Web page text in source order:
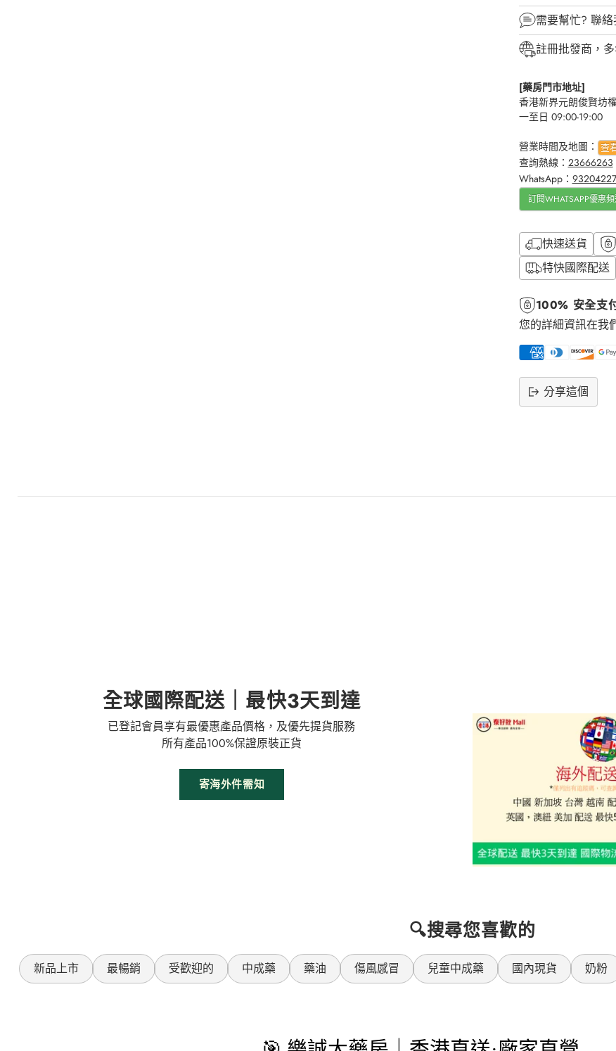
需要幫忙? 聯絡
註冊批發商，
[藥房門市地址]
香港新界元朗俊賢坊
一至日 09:00-19:00
營業時間及地圖： 查
查詢熱線： 23666263
WhatsApp： 93204227
訂閱WHATSAPP優惠
快速送貨
特快國際配送
100% 安全支
您的詳細資訊在我
分享這個
到
全球國際配送｜最快3天到達
已登記會員享有最優惠產品價格，及優先提貨服務
所有產品100%保證原裝正貨
寄海外件需知
🔍搜尋您喜歡的
新品上市 最暢銷 受歡迎的 中成藥 藥油 傷風感冒 兒童中成藥 國內現貨 奶粉